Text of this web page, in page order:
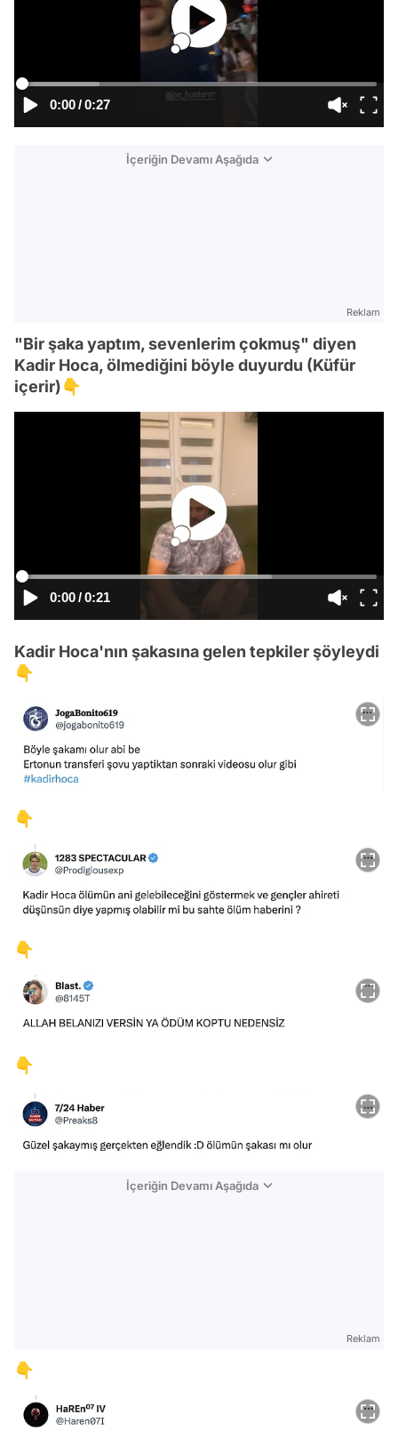
0:00/0:27
İçeriğin Devamı Aşağıda
Reklam
"Bir şaka yaptım, sevenlerim çokmuş" diyen
Kadir Hoca, ölmediğini böyle duyurdu (Küfür
içerir)👇
0:00/0:21
Kadir Hoca'nın şakasına gelen tepkiler şöyleydi
👇
👇
👇
👇
İçeriğin Devamı Aşağıda
Reklam
👇